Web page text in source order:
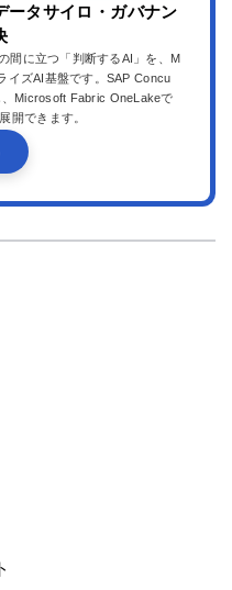
ータサイロ・ガバナン
間に立つ「判断するAI」を、M
イズAI基盤です。SAP Concu
Microsoft Fabric OneLakeで
開できます。